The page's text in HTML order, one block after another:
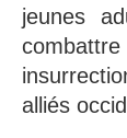
jeunes
alliés